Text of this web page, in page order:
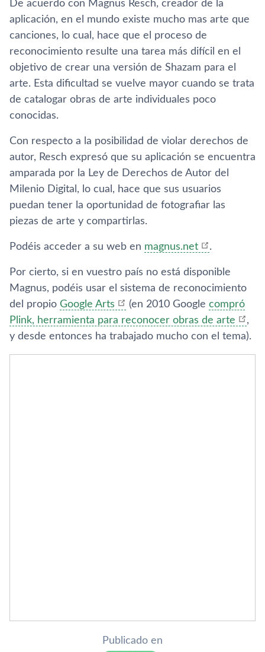
De acuerdo con Magnus Resch, creador de la
aplicación, en el mundo existe mucho mas arte que
canciones, lo cual, hace que el proceso de
reconocimiento resulte una tarea más difícil en el
objetivo de crear una versión de Shazam para el
arte. Esta dificultad se vuelve mayor cuando se trata
de catalogar obras de arte individuales poco
conocidas.
Con respecto a la posibilidad de violar derechos de
autor, Resch expresó que su aplicación se encuentra
amparada por la Ley de Derechos de Autor del
Milenio Digital, lo cual, hace que sus usuarios
puedan tener la oportunidad de fotografiar las
piezas de arte y compartirlas.
Podéis acceder a su web en magnus.net .
Por cierto, si en vuestro país no está disponible
Magnus, podéis usar el sistema de reconocimiento
del propio Google Arts (en 2010 Google compró
Plink, herramienta para reconocer obras de arte
,
y desde entonces ha trabajado mucho con el tema).
Publicado en